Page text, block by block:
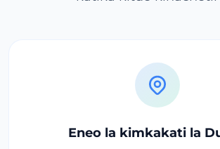
Eneo la kimkakati la